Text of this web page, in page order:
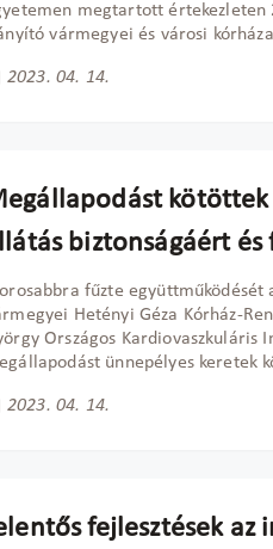
megtartott értekezleten
vármegyei és városi
2023. 04. 14.
biztonságáért és
fűzte együttműködését
Hetényi Géza Kórház-
Országos Kardiovaszkuláris
ünnepélyes keretek
2023. 04. 14.
fejlesztések